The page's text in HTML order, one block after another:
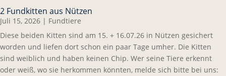
2 Fundkitten aus Nützen
Juli 15, 2026 | Fundtiere
Diese beiden Kitten sind am 15. + 16.07.26 in Nützen gesichert
worden und liefen dort schon ein paar Tage umher. Die Kitten
sind weiblich und haben keinen Chip. Wer seine Tiere erkennt
oder weiß, wo sie herkommen könnten, melde sich bitte bei uns: